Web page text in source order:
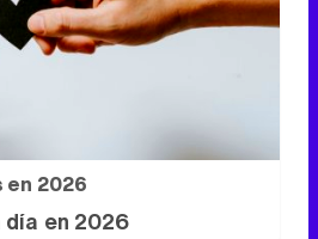
en 2026
en 2026